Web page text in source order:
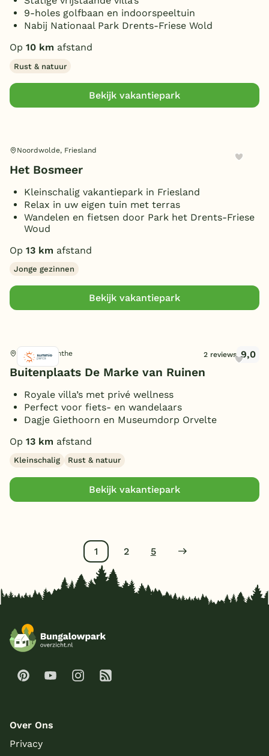
9-holes golfbaan en indoorspeeltuin
Nabij Nationaal Park Drents-Friese Wold
Op 10 km afstand
Rust & natuur
Bekijk vakantiepark
Noordwolde, Friesland
Het Bosmeer
Kleinschalig vakantiepark in Friesland
Relax in uw eigen tuin met terras
Wandelen en fietsen door Park het Drents-Friese
Woud
Op 13 km afstand
Jonge gezinnen
Bekijk vakantiepark
Ruinen, Drenthe 2 reviews 9,0
Buitenplaats De Marke van Ruinen
Royale villa’s met privé wellness
Perfect voor fiets- en wandelaars
Dagje Giethoorn en Museumdorp Orvelte
Op 13 km afstand
Kleinschalig Rust & natuur
Bekijk vakantiepark
1 2 5
Over Ons
Privacy